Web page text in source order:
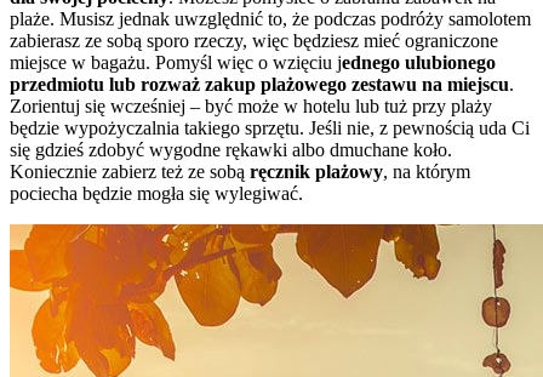
plaże. Musisz jednak uwzględnić to, że podczas podróży samolotem
zabierasz ze sobą sporo rzeczy, więc będziesz mieć ograniczone
miejsce w bagażu. Pomyśl więc o wzięciu jednego ulubionego
przedmiotu lub rozważ zakup plażowego zestawu na miejscu.
Zorientuj się wcześniej – być może w hotelu lub tuż przy plaży
będzie wypożyczalnia takiego sprzętu. Jeśli nie, z pewnością uda Ci
się gdzieś zdobyć wygodne rękawki albo dmuchane koło.
Koniecznie zabierz też ze sobą ręcznik plażowy, na którym
pociecha będzie mogła się wylegiwać.